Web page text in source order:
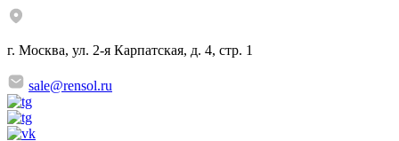
г. Москва, ул. 2-я Карпатская, д. 4, стр. 1
sale@rensol.ru